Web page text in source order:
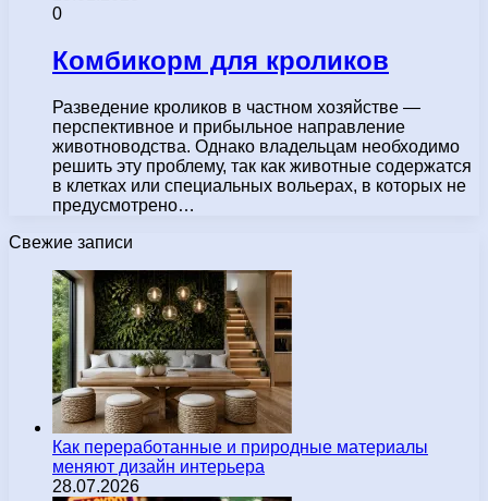
0
Комбикорм для кроликов
Разведение кроликов в частном хозяйстве —
перспективное и прибыльное направление
животноводства. Однако владельцам необходимо
решить эту проблему, так как животные содержатся
в клетках или специальных вольерах, в которых не
предусмотрено…
Свежие записи
Как переработанные и природные материалы
меняют дизайн интерьера
28.07.2026